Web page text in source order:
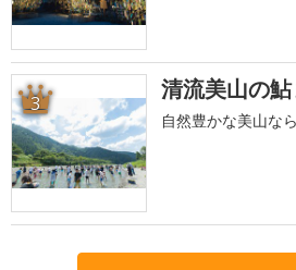
3 清流美山の
自然豊かな美山な